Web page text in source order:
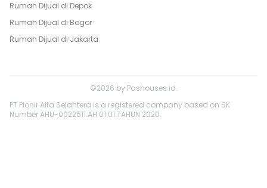
Rumah Dijual di Depok
Rumah Dijual di Bogor
Rumah Dijual di Jakarta
©2026 by Pashouses.id.
PT Pionir Alfa Sejahtera is a registered company based on SK
Number AHU-0022511.AH.01.01.TAHUN 2020.